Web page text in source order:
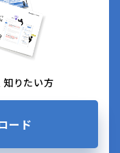
りたい方
ード